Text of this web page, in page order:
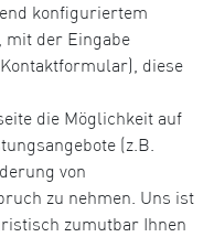
konfiguriertem
mit der Eingabe
diese
die Möglichkeit auf
(z.B.
von
zu nehmen. Uns ist
zumutbar Ihnen